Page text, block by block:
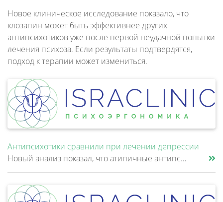
Новое клиническое исследование показало, что
клозапин может быть эффективнее других
антипсихотиков уже после первой неудачной попытки
лечения психоза. Если результаты подтвердятся,
подход к терапии может измениться.
Антипсихотики сравнили при лечении депрессии
Новый анализ показал, что атипичные антипсихотики, которые иногда добавляют к антидепрессантам при большом депрессивном......